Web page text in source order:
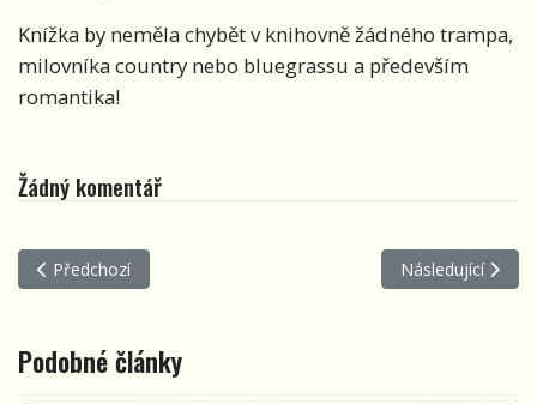
Knížka by neměla chybět v knihovně žádného trampa,
milovníka country nebo bluegrassu a především
romantika!
Žádný komentář
Předchozí článek: Brnkání jménem Humbuk
Předchozí Další článek: Od
Následující
Podobné články